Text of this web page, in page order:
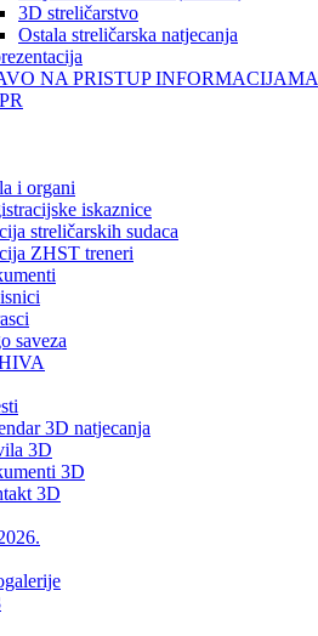
3D streličarstvo
Ostala streličarska natjecanja
NA PRISTUP INFORMACIJAMA
i organi
iskaznice
streličarskih sudaca
ZHST treneri
saveza
3D natjecanja
3D
3D
3D